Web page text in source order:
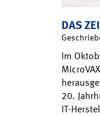
DAS
Im
20.
IT-